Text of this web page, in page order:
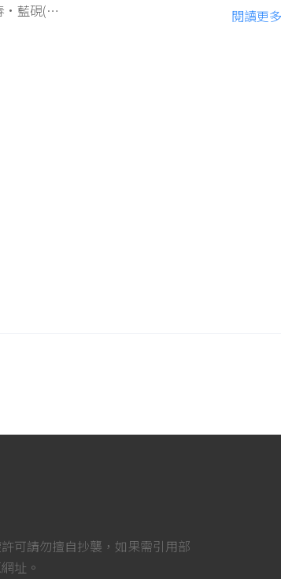
·藍硯(…
閱讀更多
可請勿擅自抄襲，如果需引用部
址。